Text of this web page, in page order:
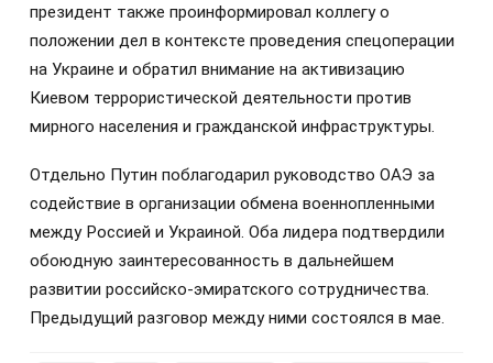
президент также проинформировал коллегу о
положении дел в контексте проведения спецоперации
на Украине и обратил внимание на активизацию
Киевом террористической деятельности против
мирного населения и гражданской инфраструктуры.
Отдельно Путин поблагодарил руководство ОАЭ за
содействие в организации обмена военнопленными
между Россией и Украиной. Оба лидера подтвердили
обоюдную заинтересованность в дальнейшем
развитии российско-эмиратского сотрудничества.
Предыдущий разговор между ними состоялся в мае.